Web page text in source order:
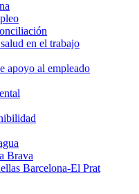
en el trabajo
apoyo al empleado
Brava
Barcelona-El Prat